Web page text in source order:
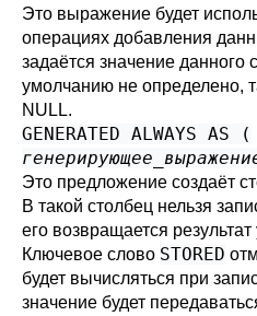
Это выражение будет
операциях добавления
задаётся значение данного
умолчанию не определено,
NULL.
GENERATED ALWAYS AS (
Это предложение создаёт
В такой столбец нельзя
его возвращается
Ключевое слово STORED
будет вычисляться при
значение будет